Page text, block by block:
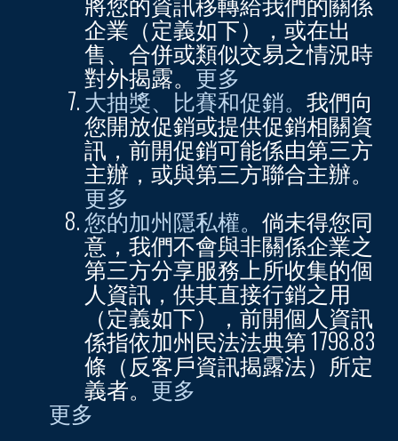
企業（定義如下），或在出
售、合併或類似交易之情況時
對外揭露。更多
大抽獎、比賽和促銷。 我們向
您開放促銷或提供促銷相關資
訊，前開促銷可能係由第三方
主辦，或與第三方聯合主辦。
更多
您的加州隱私權。 倘未得您同
意，我們不會與非關係企業之
第三方分享服務上所收集的個
人資訊，供其直接行銷之用
（定義如下），前開個人資訊
係指依加州民法法典第 1798.83
條（反客戶資訊揭露法）所定
義者。更多
更多